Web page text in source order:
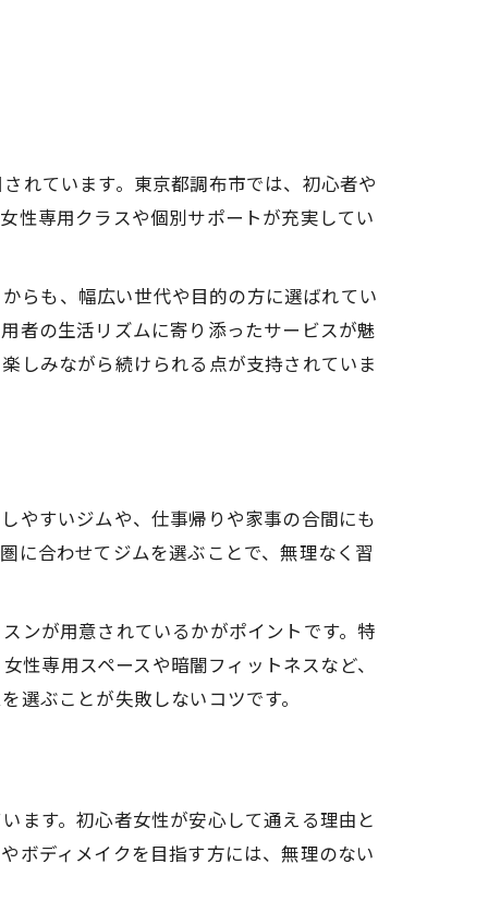
れています。東京都調布市では、初心者や
性専用クラスや個別サポートが充実してい
らも、幅広い世代や目的の方に選ばれてい
者の生活リズムに寄り添ったサービスが魅
しみながら続けられる点が支持されていま
やすいジムや、仕事帰りや家事の合間にも
に合わせてジムを選ぶことで、無理なく習
ンが用意されているかがポイントです。特
専用スペースや暗闇フィットネスなど、
ぶことが失敗しないコツです。
ます。初心者女性が安心して通える理由と
ボディメイクを目指す方には、無理のない